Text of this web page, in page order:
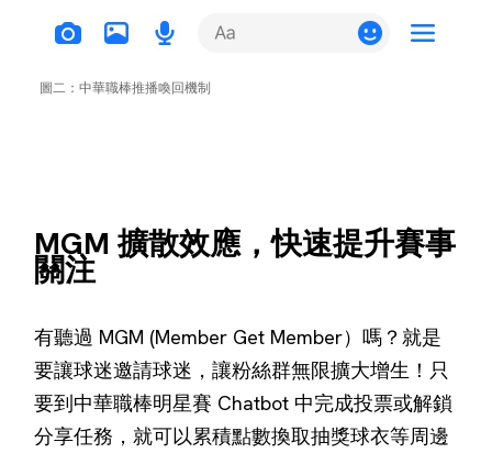
圖二：中華職棒推播喚回機制
MGM 擴散效應，快速提升賽事
關注
有聽過 MGM (Member Get Member）嗎？就是
要讓球迷邀請球迷，讓粉絲群無限擴大增生！只
要到中華職棒明星賽 Chatbot 中完成投票或解鎖
分享任務，就可以累積點數換取抽獎球衣等周邊